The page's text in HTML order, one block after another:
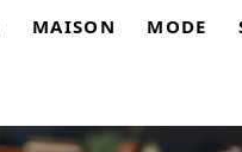
MAISON MODE